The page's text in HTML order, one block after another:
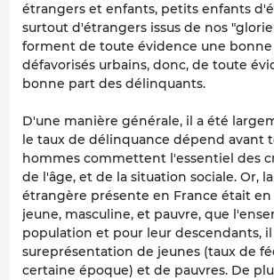
étrangers et enfants, petits enfants
surtout d'étrangers issus de nos
forment de toute évidence une
défavorisés urbains, donc, de toute
bonne part des délinquants.
D'une manière générale, il a été
le taux de délinquance dépend avant
hommes commettent l'essentiel des
de l'âge, et de la situation sociale. Or,
étrangère présente en France était
jeune, masculine, et pauvre, que
population et pour leur descendants,
sureprésentation de jeunes (taux de
certaine époque) et de pauvres. De